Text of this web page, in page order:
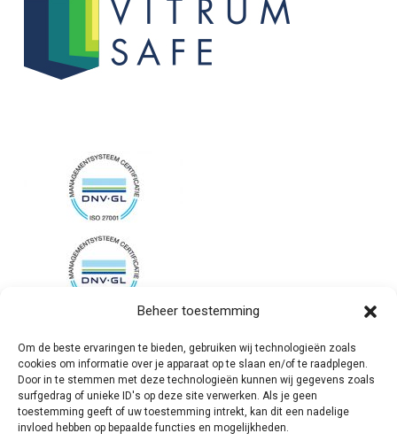
Beheer toestemming
Om de beste ervaringen te bieden, gebruiken wij technologieën zoals
cookies om informatie over je apparaat op te slaan en/of te raadplegen.
Door in te stemmen met deze technologieën kunnen wij gegevens zoals
surfgedrag of unieke ID's op deze site verwerken. Als je geen
toestemming geeft of uw toestemming intrekt, kan dit een nadelige
invloed hebben op bepaalde functies en mogelijkheden.